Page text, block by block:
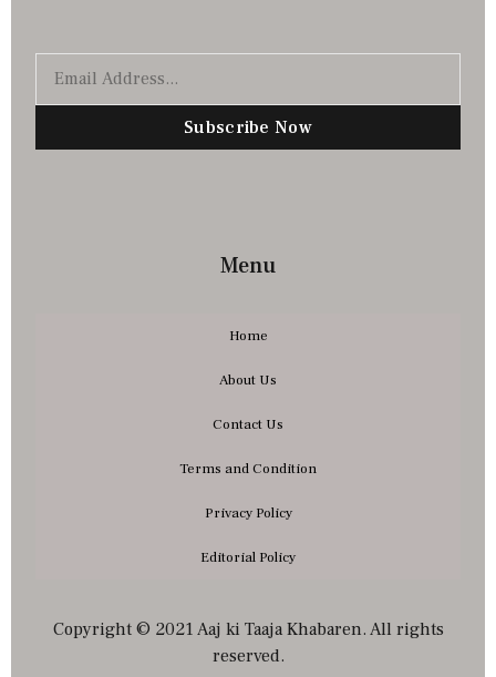
Subscribe Now
Menu
Home
About Us
Contact Us
Terms and Condition
Privacy Policy
Editorial Policy
Copyright © 2021 Aaj ki Taaja Khabaren. All rights
reserved.